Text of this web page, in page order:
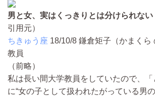
男と女、実はくっきりとは分けられない
引用元）
ちきゅう座 18/10/8 鎌倉矩子（かまくら
教員
（前略）
私は長い間大学教員をしていたので、
に“女の子として扱われたがっている男